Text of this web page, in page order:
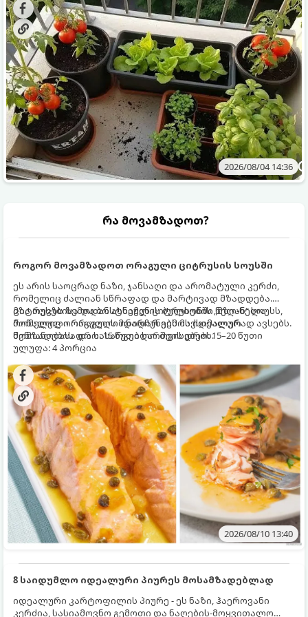
ბოსტნეულს მოკრეფთ.
და როგორ მოუაროთ მათ სწორად.
2026/08/04 14:36
რა მოვამზადოთ?
როგორ მოვამზადოთ ორაგული ციტრუსის სოუსში
ეს არის საოცრად ნაზი, ჯანსაღი და არომატული კერძი,
რომელიც ძალიან სწრაფად და მარტივად მზადდება.
ციტრუსებისა და ბოსტნეულის ბულიონში ნელ-ნელა
მოწალული ორაგული ინარჩუნებს მაქსიმალურ
წვნიანობასა და სასარგებლო თვისებებს.
მზა თევზს ზემოდან ასხამენ ციტრუსების „მზიან“ სოუსს,
რომელიც ორაგულის მდიდარ გემოს იდეალურად ავსებს.
მომზადების დრო: 15 წუთი ხარშვის დრო: 15–20 წუთი
ულუფა: 4 პორცია
2026/08/10 13:40
8 საიდუმლო იდეალური პიურეს მოსამზადებლად
იდეალური კარტოფილის პიურე - ეს ნაზი, ჰაეროვანი
კერძია, სასიამოვნო გემოთი და ნაღების-მოყვითალო